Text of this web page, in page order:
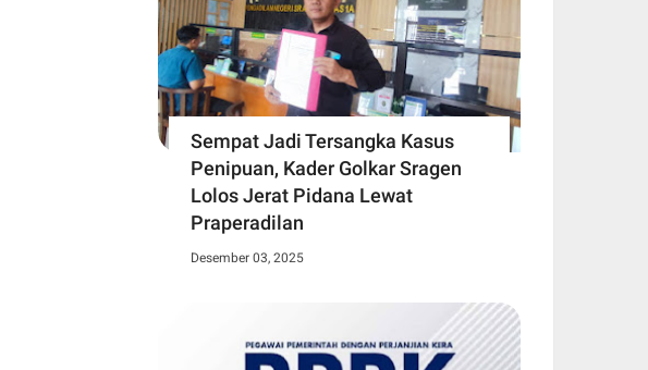
Sempat Jadi Tersangka Kasus
Penipuan, Kader Golkar Sragen
Lolos Jerat Pidana Lewat
Praperadilan
Desember 03, 2025